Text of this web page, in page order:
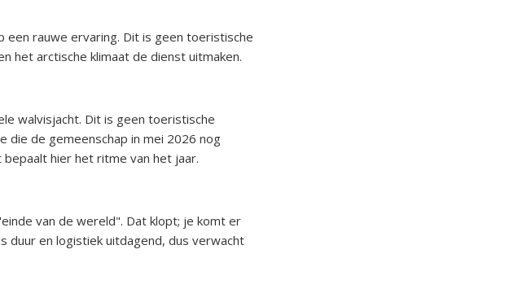
een rauwe ervaring. Dit is geen toeristische
het arctische klimaat de dienst uitmaken.
walvisjacht. Dit is geen toeristische
de gemeenschap in mei 2026 nog
hier het ritme van het jaar.
van de wereld". Dat klopt; je komt er
duur en logistiek uitdagend, dus verwacht